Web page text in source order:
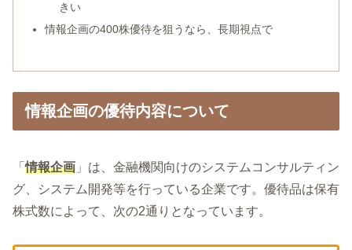
きい
情報企画の400株優待を狙うなら、長期視点で
情報企画の優待内容について
「情報企画 」は、金融機関向けのシステムコンサルティン
グ、システム開発等を行っている企業です。優待品は保有
株式数によって、次の2通りとなっています。